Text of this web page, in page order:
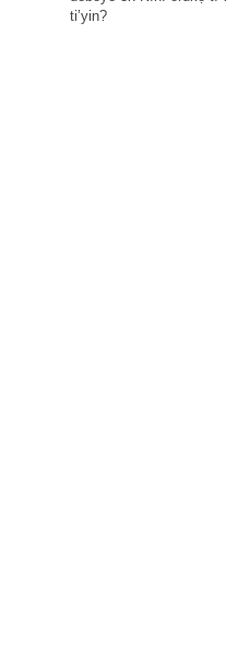
ti’yin?